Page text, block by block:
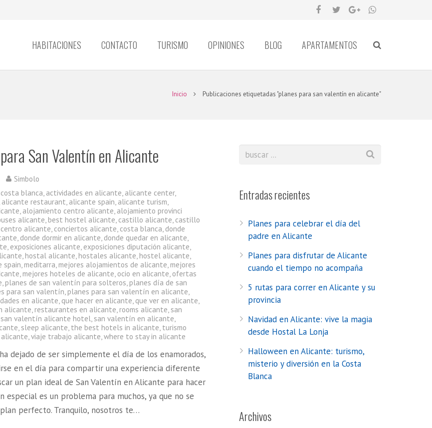
HABITACIONES CONTACTO TURISMO OPINIONES BLOG APARTAMENTOS
Inicio Publicaciones etiquetadas "planes para san valentín en alicante"
San Valentín en Alicante
Simbolo
blanca, actividades en alicante, alicante center,
alicante restaurant, alicante spain, alicante turism,
, alojamiento centro alicante, alojamiento provinci
alicante, best hostel alicante, castillo alicante, castillo
centro alicante, conciertos alicante, costa blanca, donde
, donde dormir en alicante, donde quedar en alicante,
, exposiciones alicante, exposiciones diputación alicante,
, hostal alicante, hostales alicante, hostel alicante,
spain, meditarra, mejores alojamientos de alicante, mejores
, mejores hoteles de alicante, ocio en alicante, ofertas
, planes de san valentín para solteros, planes día de san
para san valentín, planes para san valentín en alicante,
en alicante, que hacer en alicante, que ver en alicante,
alicante, restaurantes en alicante, rooms alicante, san
san valentín alicante hotel, san valentín en alicante,
, sleep alicante, the best hotels in alicante, turismo
,viaje trabajo alicante,where to stay in alicante
dejado de ser simplemente el día de los enamorados,
en el día para compartir una experiencia diferente
un plan ideal de San Valentín en Alicante para hacer
especial es un problema para muchos, ya que no se
perfecto. Tranquilo, nosotros te…
Entradas recientes
Planes para celebrar el día del
padre en Alicante
Planes para disfrutar de Alicante
cuando el tiempo no acompaña
5 rutas para correr en Alicante y su
provincia
Navidad en Alicante: vive la magia
desde Hostal La Lonja
Halloween en Alicante: turismo,
misterio y diversión en la Costa
Blanca
Archivos